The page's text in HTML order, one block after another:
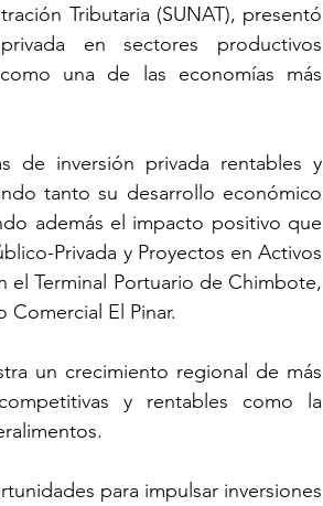
Tributaria (SUNAT), presentó
en sectores productivos
una de las economías más
de inversión privada rentables y
tanto su desarrollo económico
además el impacto positivo que
Privada y Proyectos en Activos
el Terminal Portuario de Chimbote,
Comercial El Pinar.
un crecimiento regional de más
y rentables como la
para impulsar inversiones